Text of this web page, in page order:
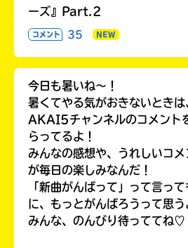
ーズ』Part.2
コメント 35 NEW
今日も暑いね〜！
暑くてやる気がおきないとき
AKAI5チャンネルのコメント
らってるよ！
みんなの感想や、うれしいコ
が毎日の楽しみなんだ！
「新曲がんばって」って言っ
に、もっとがんばろうって思
みんな、のんびり待っててね♡